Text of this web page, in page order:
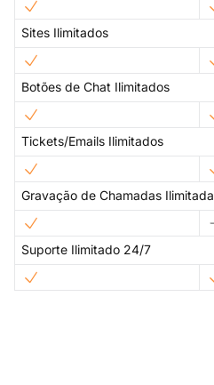
Sites Ilimitados
Botões de Chat Ilimitados
Tickets/Emails Ilimitados
Gravação de Chamadas Ilimitada
Suporte Ilimitado 24/7